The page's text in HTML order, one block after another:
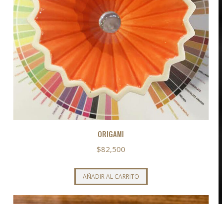
ORIGAMI
$82,500
AÑADIR AL CARRITO